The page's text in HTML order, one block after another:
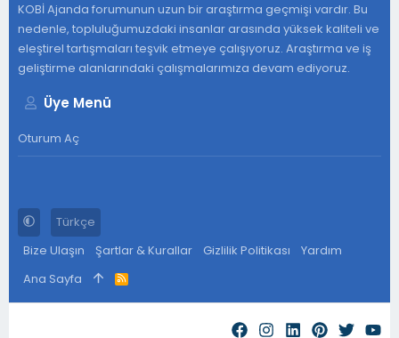
KOBİ Ajanda forumunun uzun bir araştırma geçmişi vardır. Bu
nedenle, topluluğumuzdaki insanlar arasında yüksek kaliteli ve
eleştirel tartışmaları teşvik etmeye çalışıyoruz. Araştırma ve iş
geliştirme alanlarındaki çalışmalarımıza devam ediyoruz.
Üye Menü
Oturum Aç
Türkçe
Bize Ulaşın
Şartlar & Kurallar Gizlilik Politikası
Yardım
Ana Sayfa
R
S
S